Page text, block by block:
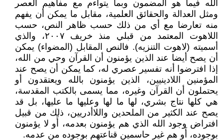
الله فيما هو المضمون وبما يتواءم مع مفاهيم العصر
ومثل العدالة والحقائق العلمية، مقابل ما يمكن أن يفهم
منه تعارضا مع أي من ذلك حسب ظاهر النص، حسب
اللاهوت المعتمد من قبلي منذ خريف ٢٠٠٧، والذي
أسميته (لاهوت التنزيه). فالنص المقابل (المضواء) يمكن
أن يصح أيضا عند الذين يؤمنون أن القرآن وحي من الله،
إذا افترضوا أنه تفسير عصري له، كما يمكن أن يصح عند
المؤمنين اللادينيين، الذين يؤمنون بالله ويعتقدون أو
يحتملون أن القرآن وغيره، مما يسمى بالكتب المقدسة،
هي كلها نتاج بشري، لها ما لها وعليها ما عليها، بل قد
يصح عند الكثير من الملحدين واللاأدريين، ذلك من قبيل
افتراض وجود الله الذي هم يؤمنون بعدمه، أَو لا يؤمنون
بوجوده، أَو هم غير حاسمين قناعتهم بوجوده من عدمه.